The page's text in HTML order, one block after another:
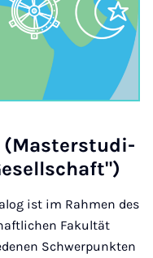
(Mas­ter­stud­i­
ist im Rahmen des
Fakultät
Schwerpunkten